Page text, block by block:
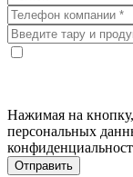
Нажимая на кнопку,
персональных